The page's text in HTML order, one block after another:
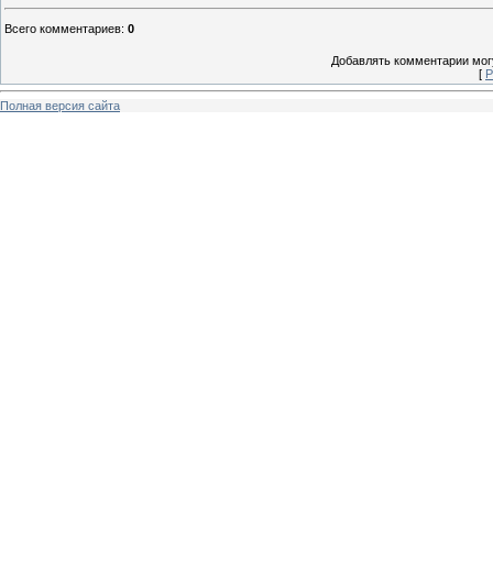
Всего комментариев: 0
Добавлять комментарии
[
Полная версия сайта